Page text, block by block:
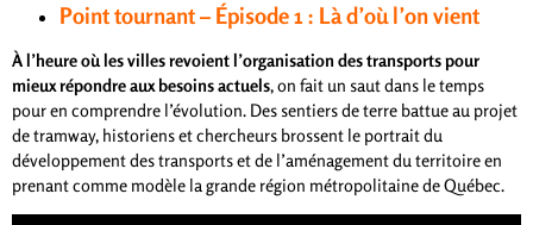
Point tournant – Épisode 1 : Là d’où l’on vient
À l’heure où les villes revoient l’organisation des transports pour
mieux répondre aux besoins actuels, on fait un saut dans le temps
pour en comprendre l’évolution. Des sentiers de terre battue au projet
de tramway, historiens et chercheurs brossent le portrait du
développement des transports et de l’aménagement du territoire en
prenant comme modèle la grande région métropolitaine de Québec.